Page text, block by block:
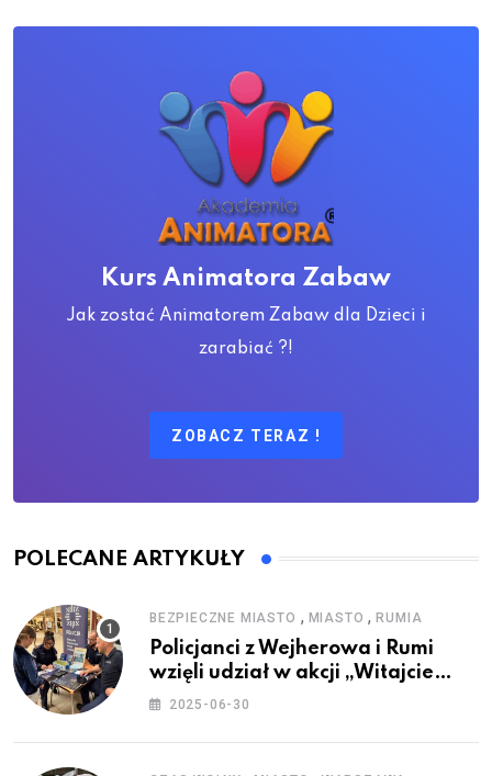
Kurs Animatora Zabaw
Jak zostać Animatorem Zabaw dla Dzieci i
zarabiać ?!
ZOBACZ TERAZ !
POLECANE ARTYKUŁY
BEZPIECZNE MIASTO , MIASTO ,RUMIA
Policjanci z Wejherowa i Rumi
wzięli udział w akcji „Witajcie
Wakacje”
2025-06-30